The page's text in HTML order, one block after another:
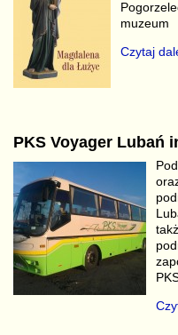
muzeum
Czytaj
PKS Voyager Lubań